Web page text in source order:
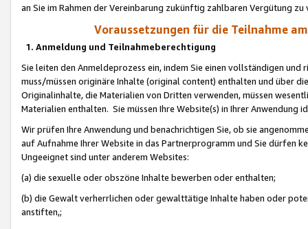
an Sie im Rahmen der Vereinbarung zukünftig zahlbaren Vergütung zu
Voraussetzungen für die Teilnahme
1. Anmeldung und Teilnahmeberechtigung
Sie leiten den Anmeldeprozess ein, indem Sie einen vollständigen
muss/müssen originäre Inhalte (original content) enthalten und über
Originalinhalte, die Materialien von Dritten verwenden, müssen
Materialien enthalten. Sie müssen Ihre Website(s) in Ihrer Anwendung
Wir prüfen Ihre Anwendung und benachrichtigen Sie, ob sie
auf Aufnahme Ihrer Website in das Partnerprogramm und Sie dürfen
Ungeeignet sind unter anderem Websites:
(a) die sexuelle oder obszöne Inhalte bewerben oder enthalten;
(b) die Gewalt verherrlichen oder gewalttätige Inhalte haben oder
anstiften,;